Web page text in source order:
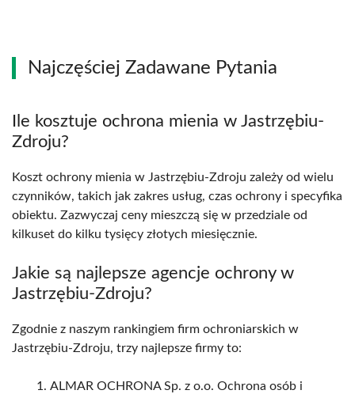
Najczęściej Zadawane Pytania
Ile kosztuje ochrona mienia w Jastrzębiu-
Zdroju?
Koszt ochrony mienia w Jastrzębiu-Zdroju zależy od wielu
czynników, takich jak zakres usług, czas ochrony i specyfika
obiektu. Zazwyczaj ceny mieszczą się w przedziale od
kilkuset do kilku tysięcy złotych miesięcznie.
Jakie są najlepsze agencje ochrony w
Jastrzębiu-Zdroju?
Zgodnie z naszym rankingiem firm ochroniarskich w
Jastrzębiu-Zdroju, trzy najlepsze firmy to:
ALMAR OCHRONA Sp. z o.o. Ochrona osób i